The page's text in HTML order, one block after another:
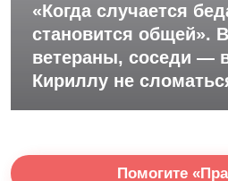
«Когда случается
становится общей».
ветераны, соседи —
Кириллу не
Помогите